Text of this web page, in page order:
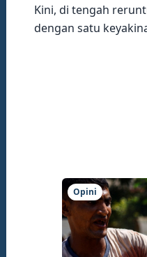
Kini, di tengah
dengan satu
Opini